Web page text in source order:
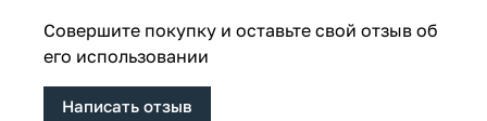
Совершите покупку и оставьте свой отзыв об
его использовании
Написать отзыв